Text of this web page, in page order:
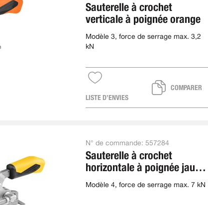
Sauterelle à crochet
verticale à poignée orange
Modèle 3, force de serrage max. 3,2
kN
LISTE D’ENVIES
COMPARER
N° de commande: 557284
Sauterelle à crochet
horizontale à poignée jaune
avec verrouillage de
sécurité
Modèle 4, force de serrage max. 7 kN